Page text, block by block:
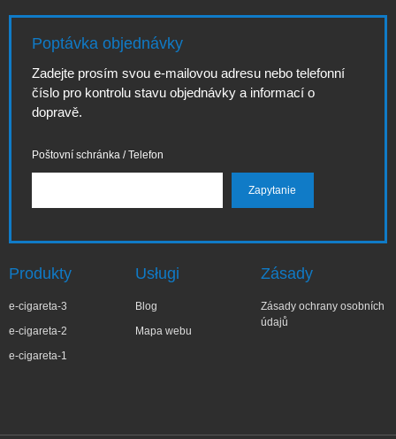
Poptávka objednávky
Zadejte prosím svou e-mailovou adresu nebo telefonní
číslo pro kontrolu stavu objednávky a informací o
dopravě.
Poštovní schránka / Telefon
Produkty
e-cigareta-3
e-cigareta-2
e-cigareta-1
Usługi
Blog
Mapa webu
Zásady
Zásady ochrany osobních
údajů